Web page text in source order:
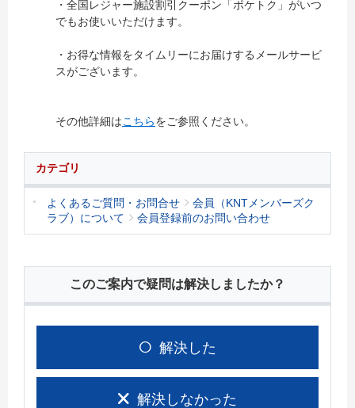
・全国レジャー施設割引クーポン「ポケトク」がいつ
でもお使いいただけます。
・お得な情報をタイムリーにお届けするメールサービ
スがございます。
その他詳細はこちらをご参照ください。
カテゴリ
よくあるご質問・お問合せ
会員（KNTメンバーズク
ラブ）について
会員登録前のお問い合わせ
このご案内で疑問は解決しましたか？
解決した
解決しなかった